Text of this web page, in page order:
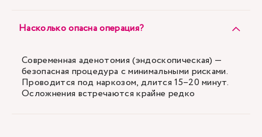
Насколько опасна операция?
Современная аденотомия (эндоскопическая) —
безопасная процедура с минимальными рисками.
Проводится под наркозом, длится 15–20 минут.
Осложнения встречаются крайне редко